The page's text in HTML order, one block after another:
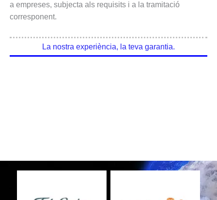
a empreses, subjecta als requisits i a la tramitació
corresponent.
La nostra experiència, la teva garantia.